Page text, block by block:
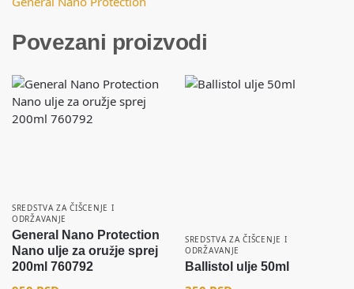
Povezani proizvodi
SREDSTVA ZA ČIŠCENJE I
ODRŽAVANJE
General Nano Protection
Nano ulje za oružje sprej
200ml 760792
SREDSTVA ZA ČIŠCENJE I
ODRŽAVANJE
Ballistol ulje 50ml